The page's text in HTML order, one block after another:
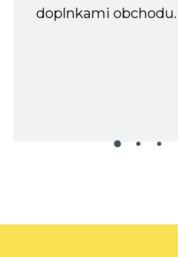
doplnkami obchodu.